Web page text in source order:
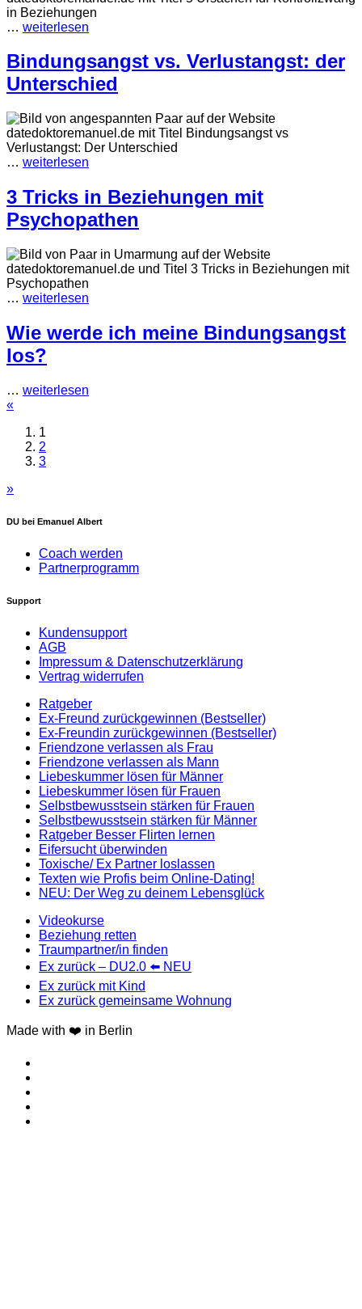
… weiterlesen
Bindungsangst vs. Verlustangst: der
Unterschied
… weiterlesen
3 Tricks in Beziehungen mit
Psychopathen
… weiterlesen
Wie werde ich meine Bindungsangst
los?
… weiterlesen
«
1
2
3
»
DU bei Emanuel Albert
Coach werden
Partnerprogramm
Support
Kundensupport
AGB
Impressum & Datenschutzerklärung
Vertrag widerrufen
Ratgeber
Ex-Freund zurückgewinnen (Bestseller)
Ex-Freundin zurückgewinnen (Bestseller)
Friendzone verlassen als Frau
Friendzone verlassen als Mann
Liebeskummer lösen für Männer
Liebeskummer lösen für Frauen
Selbstbewusstsein stärken für Frauen
Selbstbewusstsein stärken für Männer
Ratgeber Besser Flirten lernen
Eifersucht überwinden
Toxische/ Ex Partner loslassen
Texten wie Profis beim Online-Dating!
NEU: Der Weg zu deinem Lebensglück
Videokurse
Beziehung retten
Traumpartner/in finden
Ex zurück – DU2.0 ⬅️ NEU
Ex zurück mit Kind
Ex zurück gemeinsame Wohnung
Made with ❤️ in Berlin